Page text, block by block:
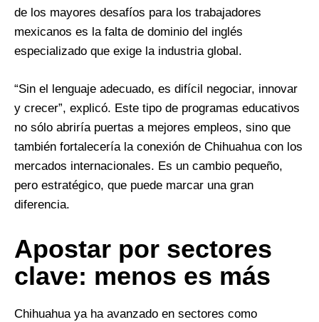
de los mayores desafíos para los trabajadores
mexicanos es la falta de dominio del inglés
especializado que exige la industria global.
“Sin el lenguaje adecuado, es difícil negociar, innovar
y crecer”, explicó. Este tipo de programas educativos
no sólo abriría puertas a mejores empleos, sino que
también fortalecería la conexión de Chihuahua con los
mercados internacionales. Es un cambio pequeño,
pero estratégico, que puede marcar una gran
diferencia.
Apostar por sectores
clave: menos es más
Chihuahua ya ha avanzado en sectores como